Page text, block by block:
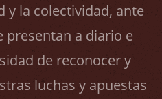
y la colectividad, ante
presentan a diario e
de reconocer y
luchas y apuestas